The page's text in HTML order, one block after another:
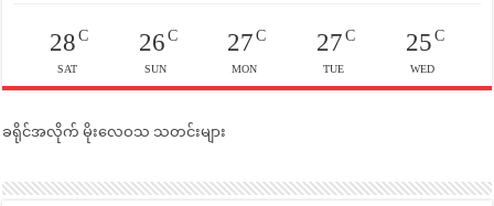
28C
SAT
26C
SUN
27 C
MON
27C
TUE
25C
WED
ခရိုင်အလိုက် မိုးလေဝသ သတင်းများ